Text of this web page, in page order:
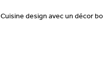
Cuisine design avec un décor